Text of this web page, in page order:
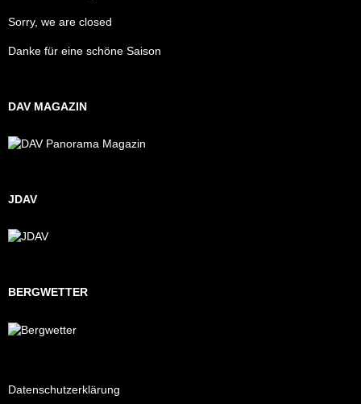
Sorry, we are closed
Danke für eine schöne Saison
DAV MAGAZIN
JDAV
BERGWETTER
Datenschutzerklärung